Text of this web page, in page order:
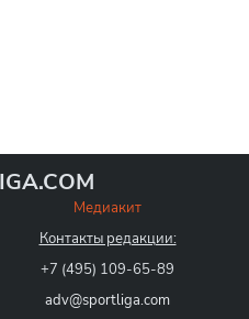
Медиакит
Контакты редакции:
+7 (495) 109-65-89
adv@sportliga.com